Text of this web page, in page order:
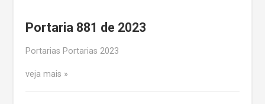
Portaria 881 de 2023
Portarias Portarias 2023
veja mais